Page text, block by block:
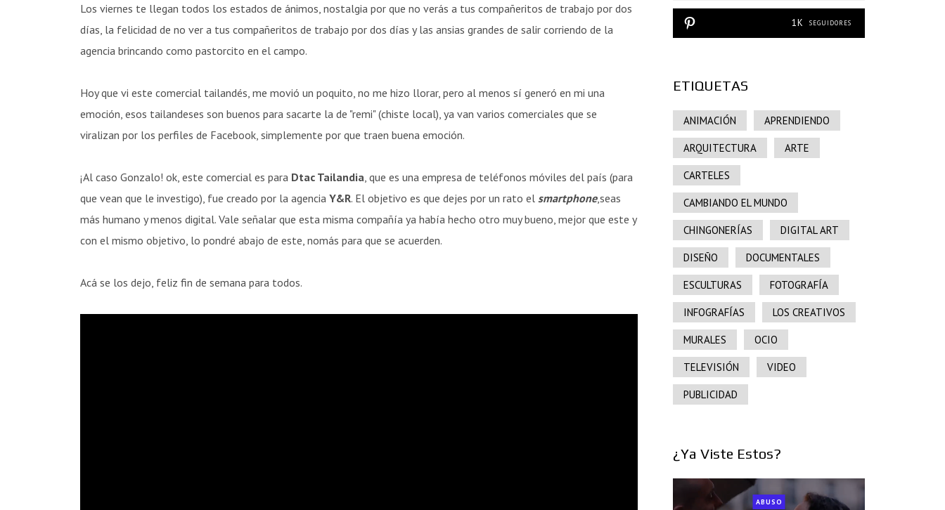
Los viernes te llegan todos los estados de ánimos, nostalgia por que no verás a tus compañeritos de trabajo por dos
días, la felicidad de no ver a tus compañeritos de trabajo por dos días y las ansias grandes de salir corriendo de la
agencia brincando como pastorcito en el campo.
Hoy que vi este comercial tailandés, me movió un poquito, no me hizo llorar, pero al menos sí generó en mi una
emoción, esos tailandeses son buenos para sacarte la de "remi" (chiste local), ya van varios comerciales que se
viralizan por los perfiles de Facebook, simplemente por que traen buena emoción.
¡Al caso Gonzalo! ok, este comercial es para Dtac Tailandia , que es una empresa de teléfonos móviles del país (para
que vean que le investigo), fue creado por la agencia Y&R. El objetivo es que dejes por un rato el smartphone,seas
más humano y menos digital. Vale señalar que esta misma compañía ya había hecho otro muy bueno, mejor que este y
con el mismo objetivo, lo pondré abajo de este, nomás para que se acuerden.
Acá se los dejo, feliz fin de semana para todos.
1K SEGUIDORES
ETIQUETAS
ANIMACIÓN APRENDIENDO
ARQUITECTURA ARTE
CARTELES
CAMBIANDO EL MUNDO
CHINGONERÍAS DIGITAL ART
DISEÑO DOCUMENTALES
ESCULTURAS FOTOGRAFÍA
INFOGRAFÍAS LOS CREATIVOS
MURALES OCIO
TELEVISIÓN VIDEO
PUBLICIDAD
¿Ya Viste Estos?
ABUSO